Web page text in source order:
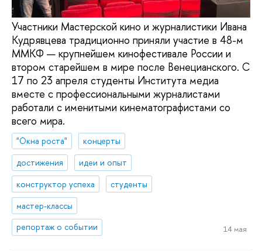
Участники Мастерской кино и журналистики Ивана
Кудрявцева традиционно приняли участие в 48-м
ММКФ — крупнейшем кинофестивале России и
втором старейшем в мире после Венецианского. С
17 по 23 апреля студенты Института медиа
вместе с профессиональными журналистами
работали с именитыми кинематографистами со
всего мира.
"Окна роста"
концерты
достижения
идеи и опыт
конструктор успеха
студенты
мастер-классы
репортаж о событии
14 мая